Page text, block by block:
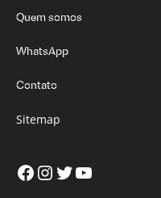
Quem somos
WhatsApp
Contato
Sitemap
Facebook
Instagram
Twitter
Youtube